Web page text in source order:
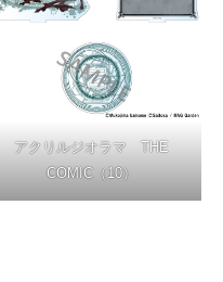
アクリルジオラマ THE
COMIC（10）